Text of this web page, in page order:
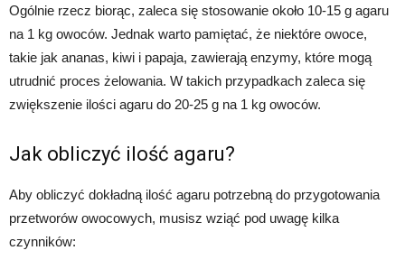
Ogólnie rzecz biorąc, zaleca się stosowanie około 10-15 g agaru
na 1 kg owoców. Jednak warto pamiętać, że niektóre owoce,
takie jak ananas, kiwi i papaja, zawierają enzymy, które mogą
utrudnić proces żelowania. W takich przypadkach zaleca się
zwiększenie ilości agaru do 20-25 g na 1 kg owoców.
Jak obliczyć ilość agaru?
Aby obliczyć dokładną ilość agaru potrzebną do przygotowania
przetworów owocowych, musisz wziąć pod uwagę kilka
czynników: